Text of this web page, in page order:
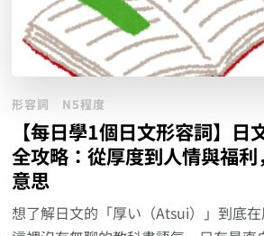
形容詞 N5程度
【每日學1個日文形容詞】日
全攻略：從厚度到人情與福
意思
想了解日文的「厚い（Atsui）」到底在